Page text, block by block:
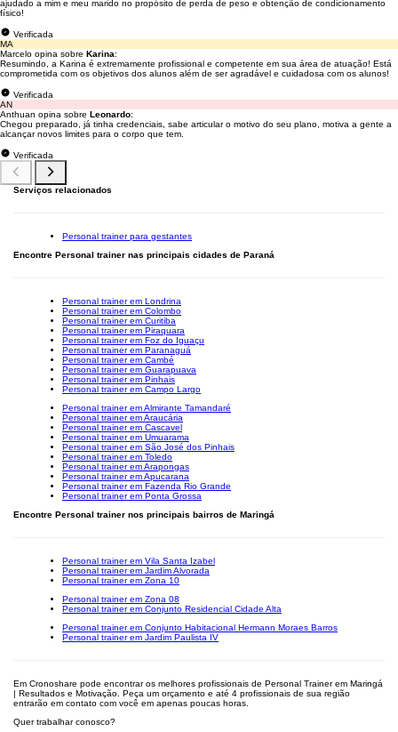
ajudado a mim e meu marido no propósito de perda de peso e obtenção de condicionamento
físico!
Verificada
MA
Marcelo opina sobre Karina:
Resumindo, a Karina é extremamente profissional e competente em sua área de atuação! Está
comprometida com os objetivos dos alunos além de ser agradável e cuidadosa com os alunos!
Verificada
AN
Anthuan opina sobre Leonardo:
Chegou preparado, já tinha credenciais, sabe articular o motivo do seu plano, motiva a gente a
alcançar novos limites para o corpo que tem.
Verificada
Serviços relacionados
Personal trainer para gestantes
Encontre Personal trainer nas principais cidades de Paraná
Personal trainer em Londrina
Personal trainer em Colombo
Personal trainer em Curitiba
Personal trainer em Piraquara
Personal trainer em Foz do Iguaçu
Personal trainer em Paranaguá
Personal trainer em Cambé
Personal trainer em Guarapuava
Personal trainer em Pinhais
Personal trainer em Campo Largo
Personal trainer em Almirante Tamandaré
Personal trainer em Araucária
Personal trainer em Cascavel
Personal trainer em Umuarama
Personal trainer em São José dos Pinhais
Personal trainer em Toledo
Personal trainer em Arapongas
Personal trainer em Apucarana
Personal trainer em Fazenda Rio Grande
Personal trainer em Ponta Grossa
Encontre Personal trainer nos principais bairros de Maringá
Personal trainer em Vila Santa Izabel
Personal trainer em Jardim Alvorada
Personal trainer em Zona 10
Personal trainer em Zona 08
Personal trainer em Conjunto Residencial Cidade Alta
Personal trainer em Conjunto Habitacional Hermann Moraes Barros
Personal trainer em Jardim Paulista IV
Em Cronoshare pode encontrar os melhores profissionais de Personal Trainer em Maringá
| Resultados e Motivação. Peça um orçamento e até 4 profissionais de sua região
entrarão em contato com você em apenas poucas horas.
Quer trabalhar conosco?